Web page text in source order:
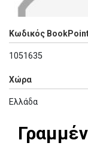
Κωδικός
1051635
Χώρα
Ελλάδα